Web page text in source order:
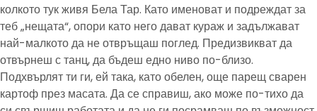
колкото тук живя Бела Тар. Като именоват и подреждат за
теб „нещата“, опори като него дават кураж и задължават
най-малкото да не отвръщаш поглед. Предизвикват да
отвърнеш с танц, да бъдеш едно ниво по-близо.
Подхвърлят ти ги, ей така, като обелен, още парещ сварен
картоф през масата. Да се справиш, ако може по-тихо да